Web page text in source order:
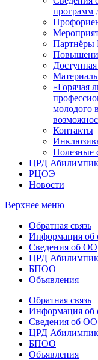
программ
Доступная
«Горячая
молодого
Контакты
Полезные
ЦРД
РЦОЭ
Новости
Верхнее меню
Обратная связь
Информация об
Сведения об ОО
ЦРД
БПОО
Объявления
Обратная связь
Информация об
Сведения об ОО
ЦРД
БПОО
Объявления